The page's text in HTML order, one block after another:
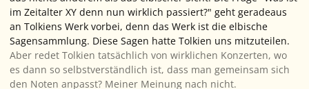
im Zeitalter XY denn nun wirklich passiert?" geht geradeaus
an Tolkiens Werk vorbei, denn das Werk ist die elbische
Sagensammlung. Diese Sagen hatte Tolkien uns mitzuteilen.
Aber redet Tolkien tatsächlich von wirklichen Konzerten, wo
es dann so selbstverständlich ist, dass man gemeinsam sich
den Noten anpasst? Meiner Meinung nach nicht.